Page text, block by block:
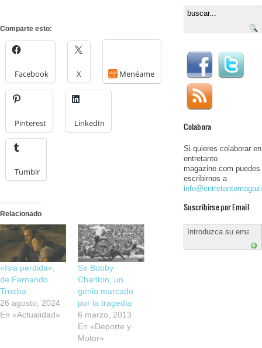
Comparte esto:
Facebook X Menéame
Pinterest LinkedIn
Tumblr
Relacionado
«Isla perdida»,
de Fernando
Trueba
26 agosto, 2024
En «Actualidad»
Sir Bobby
Charlton, un
genio marcado
por la tragedia
6 marzo, 2013
En «Deporte y
Motor»
Colabora
Si quieres colaborar en
entretanto
magazine.com puedes
escribirnos a
Suscribirse por Email